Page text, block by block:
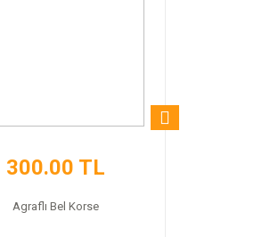
300.00 TL
Agraflı Bel Korse